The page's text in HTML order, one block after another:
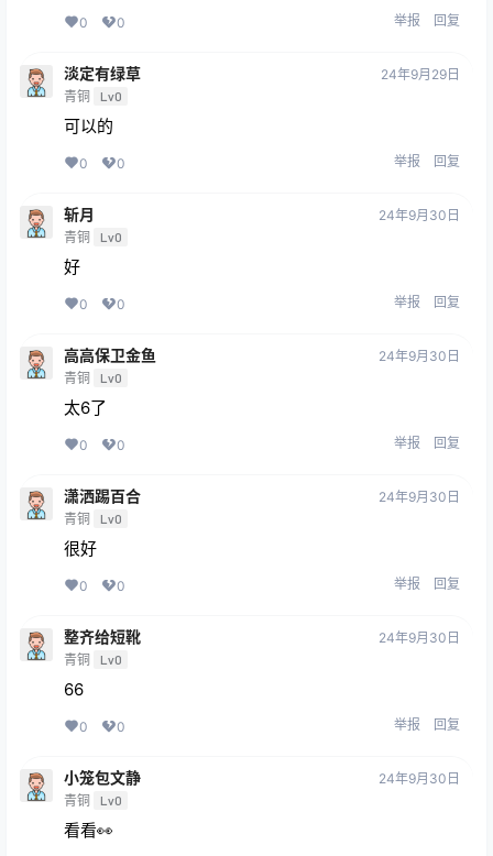
0 0 举报 回复
淡定有绿草
青铜 Lv0
24年9月29日
可以的
0 0 举报 回复
斩月
青铜 Lv0
24年9月30日
好
0 0 举报 回复
高高保卫金鱼
青铜 Lv0
24年9月30日
太6了
0 0 举报 回复
潇洒踢百合
青铜 Lv0
24年9月30日
很好
0 0 举报 回复
整齐给短靴
青铜 Lv0
24年9月30日
66
0 0 举报 回复
小笼包文静
青铜 Lv0
24年9月30日
看看👀